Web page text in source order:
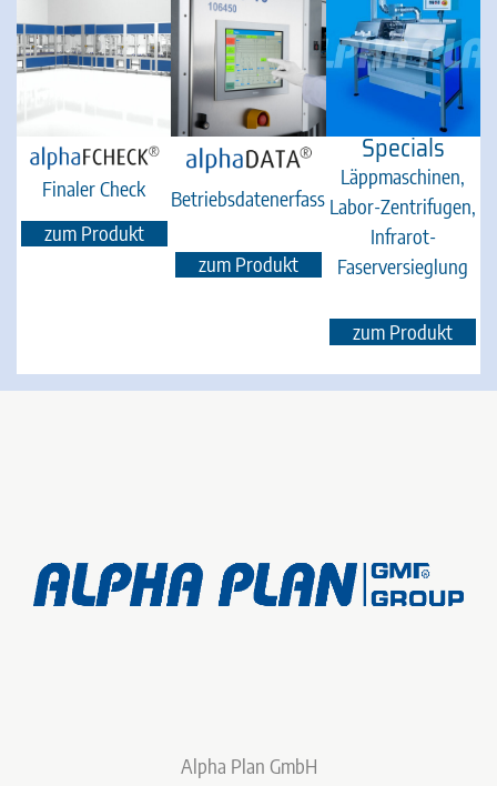
Finaler Check
zum Produkt
Betriebsdatenerfassungssystem
zum Produkt
Specials
Läppmaschinen,
Labor-Zentrifugen,
Infrarot-
Faserversieglung
zum Produkt
Alpha Plan GmbH